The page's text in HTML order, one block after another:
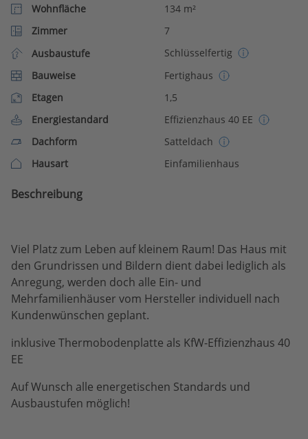
Wohnfläche
134 m²
Zimmer
7
Ausbaustufe
Schlüsselfertig
Bauweise
Fertighaus
Etagen
1,5
Energiestandard
Effizienzhaus 40 EE
Dachform
Satteldach
Hausart
Einfamilienhaus
Beschreibung
Viel Platz zum Leben auf kleinem Raum! Das Haus mit
den Grundrissen und Bildern dient dabei lediglich als
Anregung, werden doch alle Ein- und
Mehrfamilienhäuser vom Hersteller individuell nach
Kundenwünschen geplant.
inklusive Thermobodenplatte als KfW-Effizienzhaus 40
EE
Auf Wunsch alle energetischen Standards und
Ausbaustufen möglich!